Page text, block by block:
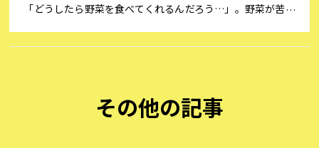
「どうしたら野菜を食べてくれるんだろう…」。野菜が苦手
したいものです。そこで今回は、子どもが嫌がる野菜の特徴
と、子どもが野菜を少しでも喜んで食べてくれる料理のコツ
その他の記事